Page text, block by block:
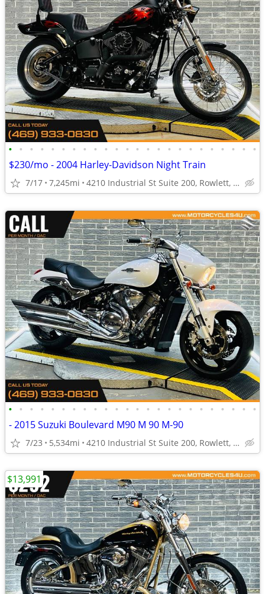
• • • • • • • • • • • • • • • • • • • • • • • •
$230/mo - 2004 Harley-Davidson Night Train
7/17 7,245mi 4210 Industrial St Suite 200, Rowlett, TX 75088
• • • • • • • • • • • • • • • • • • • • • • • •
- 2015 Suzuki Boulevard M90 M 90 M-90
7/23 5,534mi 4210 Industrial St Suite 200, Rowlett, TX 75088
$13,991